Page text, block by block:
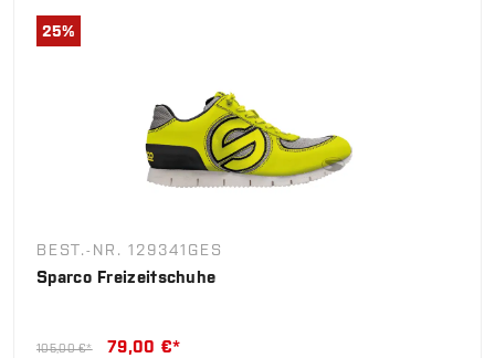
25%
BEST.-NR. 129341GES
Sparco Freizeitschuhe
105,00 €* 79,00 €*